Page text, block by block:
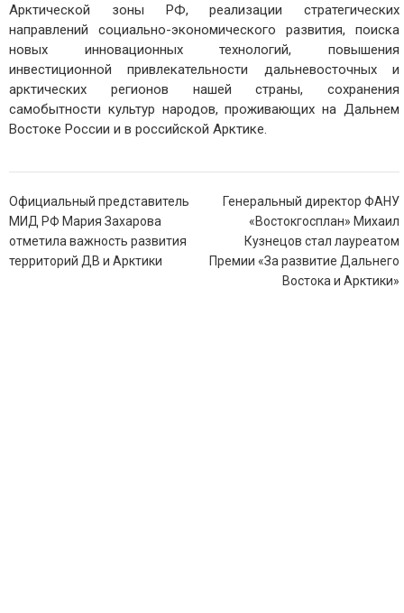
Арктической зоны РФ, реализации стратегических
направлений социально-экономического развития, поиска
новых инновационных технологий, повышения
инвестиционной привлекательности дальневосточных и
арктических регионов нашей страны, сохранения
самобытности культур народов, проживающих на Дальнем
Востоке России и в российской Арктике.
Навигация
по
записям
Официальный представитель
МИД РФ Мария Захарова
отметила важность развития
территорий ДВ и Арктики
Генеральный директор ФАНУ
«Востокгосплан» Михаил
Кузнецов стал лауреатом
Премии «За развитие Дальнего
Востока и Арктики»